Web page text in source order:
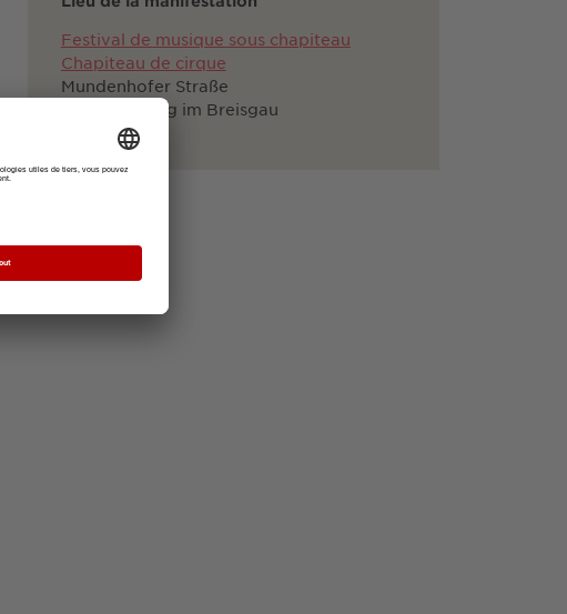
Festival de musique sous chapiteau
Chapiteau de cirque
Mundenhofer Straße
79111 Freiburg im Breisgau